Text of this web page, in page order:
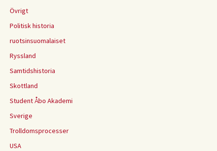
Övrigt
Politisk historia
ruotsinsuomalaiset
Ryssland
Samtidshistoria
Skottland
Student Åbo Akademi
Sverige
Trolldomsprocesser
USA